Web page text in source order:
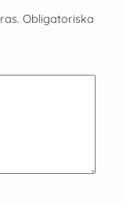
Obligatoriska